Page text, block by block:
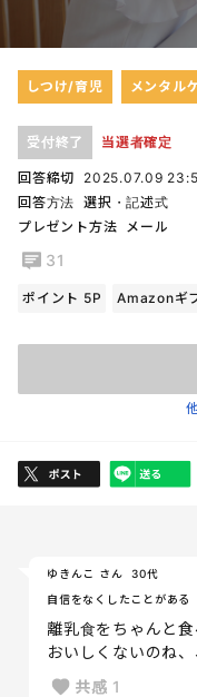
しつけ/育児 メンタル
受付終了 当選者確定
回答締切
2025.07.09
回答方法 選択・記述式
プレゼント方法
メール
31
ポイント 5P Amazonギ
ゆきんこ さん
30代
自信をなくしたことがある
離乳食をちゃんと
おいしくないのね、
共感 1